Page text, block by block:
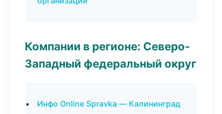
Компании в регионе: Северо-
Западный федеральный округ
Инфо Online Spravka — Калининград